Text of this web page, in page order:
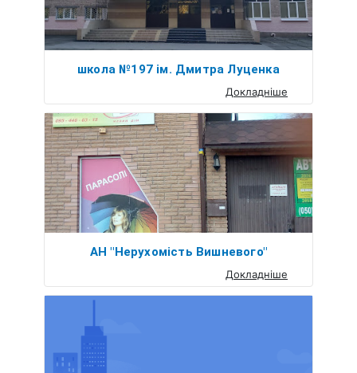
школа №197 ім. Дмитра Луценка
Докладніше
АН "Нерухомість Вишневого"
Докладніше